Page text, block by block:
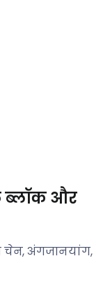
ब्लॉक और
चेन, अंगजानयांग,